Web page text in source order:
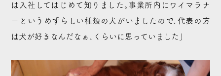
は入社してはじめて知りました。事業所内にワイマラナ
ーというめずらしい種類の犬がいましたので、代表の方
は犬が好きなんだなぁ、くらいに思っていました」